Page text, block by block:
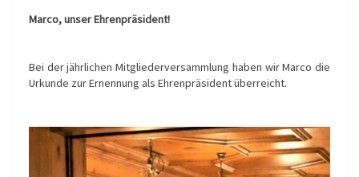
Marco, unser Ehrenpräsident!
Bei der jährlichen Mitgliederversammlung haben wir Marco die
Urkunde zur Ernennung als Ehrenpräsident überreicht.